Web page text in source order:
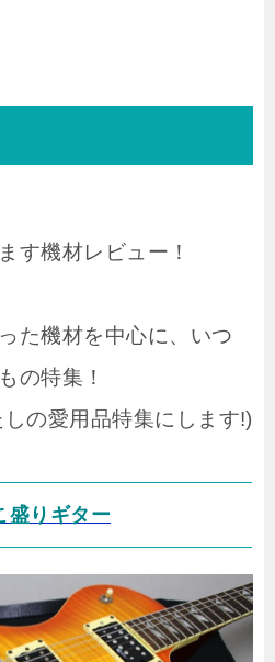
す機材レビュー！
た機材を中心に、いつ
の特集！
の愛用品特集にします!)
盛りギター